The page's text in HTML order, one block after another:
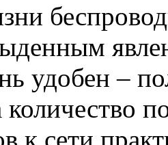
удобен –
количество
к сети